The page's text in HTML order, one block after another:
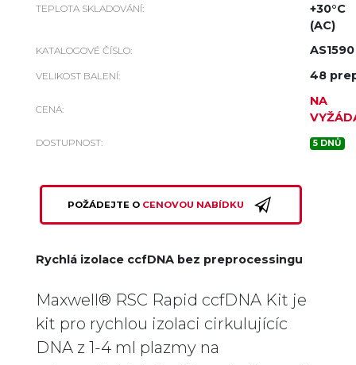
TEPLOTA SKLADOVÁNÍ:
+30°C
(AC)
KATALOGOVÉ ČÍSLO: AS1590
VELIKOST BALENÍ: 48
CENA:
NA
DOSTUPNOST: 5 DNŮ
POŽÁDEJTE O CENOVOU NABÍDKU
Rychlá izolace ccfDNA bez preprocessingu
Maxwell® RSC Rapid ccfDNA Kit je
kit pro rychlou izolaci cirkulujícíc
DNA z 1-4 ml plazmy na